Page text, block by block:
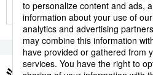
もっと見る